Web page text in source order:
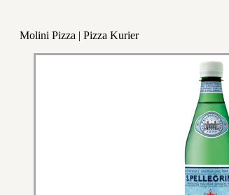
Molini Pizza | Pizza Kurier